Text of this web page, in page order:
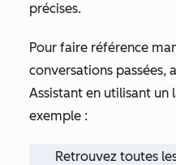
précises.
Pour faire référence
conversations passées,
Assistant en utilisant un
exemple :
Retrouvez toutes